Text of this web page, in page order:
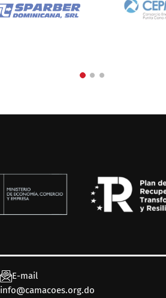
E-mail
info@camacoes.org.do